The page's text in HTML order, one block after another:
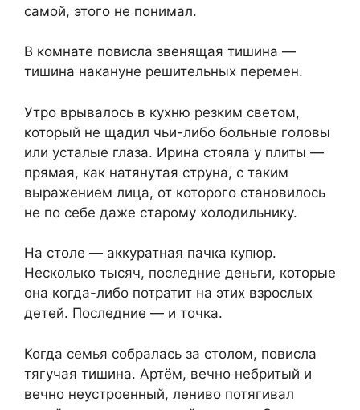
самой, этого не понимал.
В комнате повисла звенящая тишина —
тишина накануне решительных перемен.
Утро врывалось в кухню резким светом,
который не щадил чьи-либо больные головы
или усталые глаза. Ирина стояла у плиты —
прямая, как натянутая струна, с таким
выражением лица, от которого становилось
не по себе даже старому холодильнику.
На столе — аккуратная пачка купюр.
Несколько тысяч, последние деньги, которые
она когда-либо потратит на этих взрослых
детей. Последние — и точка.
Когда семья собралась за столом, повисла
тягучая тишина. Артём, вечно небритый и
вечно неустроенный, лениво потягивал